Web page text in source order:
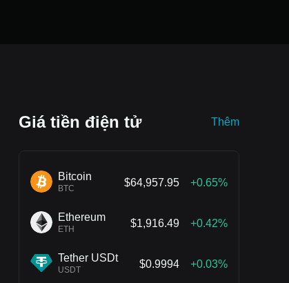
Giá tiền điện tử Thêm
Bitcoin
BTC
$64,957.95 +0.65%
Ethereum
ETH
$1,916.49 +0.42%
Tether USDt
USDT
$0.9994 +0.03%